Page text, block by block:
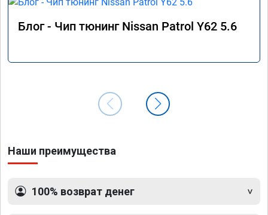
Блог - Чип тюнинг Nissan Patrol Y62 5.6
Наши преимущества
100% возврат денег